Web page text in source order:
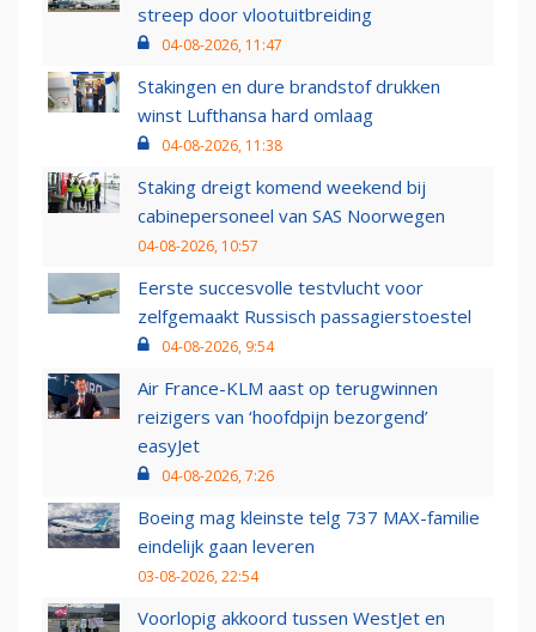
streep door vlootuitbreiding
04-08-2026, 11:47
Stakingen en dure brandstof drukken
winst Lufthansa hard omlaag
04-08-2026, 11:38
Staking dreigt komend weekend bij
cabinepersoneel van SAS Noorwegen
04-08-2026, 10:57
Eerste succesvolle testvlucht voor
zelfgemaakt Russisch passagierstoestel
04-08-2026, 9:54
Air France-KLM aast op terugwinnen
reizigers van ‘hoofdpijn bezorgend’
easyJet
04-08-2026, 7:26
Boeing mag kleinste telg 737 MAX-familie
eindelijk gaan leveren
03-08-2026, 22:54
Voorlopig akkoord tussen WestJet en